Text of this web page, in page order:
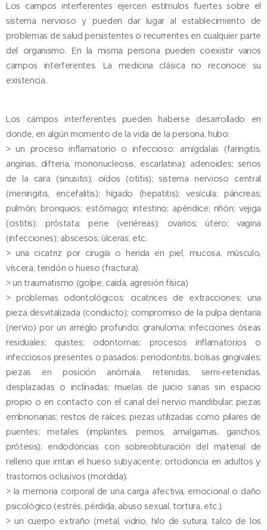
Los campos interferentes ejercen estímulos fuertes sobre el
sistema nervioso y pueden dar lugar al establecimiento de
problemas de salud persistentes o recurrentes en cualquier parte
del organismo. En la misma persona pueden coexistir varios
campos interferentes. La medicina clásica no reconoce su
existencia.
Los campos interferentes pueden haberse desarrollado en
donde, en algún momento de la vida de la persona, hubo:
> un proceso inflamatorio o infeccioso: amígdalas (faringitis,
anginas, difteria, mononucleosis, escarlatina); adenoides; senos
de la cara (sinusitis); oídos (otitis); sistema nervioso central
(meningitis, encefalitis); hígado (hepatitis); vesícula; páncreas;
pulmón; bronquios; estómago; intestino; apéndice; riñón; vejiga
(cistitis); próstata; pene (venéreas); ovarios; útero; vagina
(infecciones); abscesos; úlceras; etc.
> una cicatriz por cirugía o herida en piel, mucosa, músculo,
víscera, tendón o hueso (fractura).
> un traumatismo (golpe, caída, agresión física)
> problemas odontológicos: cicatrices de extracciones; una
pieza desvitalizada (conducto); compromiso de la pulpa dentaria
(nervio) por un arreglo profundo; granuloma; infecciones óseas
residuales; quistes; odontomas; procesos inflamatorios o
infecciosos presentes o pasados: periodontitis, bolsas gingivales;
piezas en posición anómala, retenidas, semi-retenidas,
desplazadas o inclinadas; muelas de juicio sanas sin espacio
propio o en contacto con el canal del nervio mandibular; piezas
embrionarias; restos de raíces; piezas utilizadas como pilares de
puentes; metales (implantes, pernos, amalgamas, ganchos,
prótesis); endodoncias con sobreobturación del material de
relleno que irritan el hueso subyacente; ortodoncia en adultos y
trastornos oclusivos (mordida).
> la memoria corporal de una carga afectiva, emocional o daño
psicológico (estrés, pérdida, abuso sexual, tortura, etc.).
> un cuerpo extraño (metal, vidrio, hilo de sutura, talco de los